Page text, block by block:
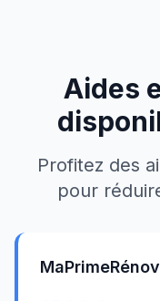
Aides
Profitez des
pour